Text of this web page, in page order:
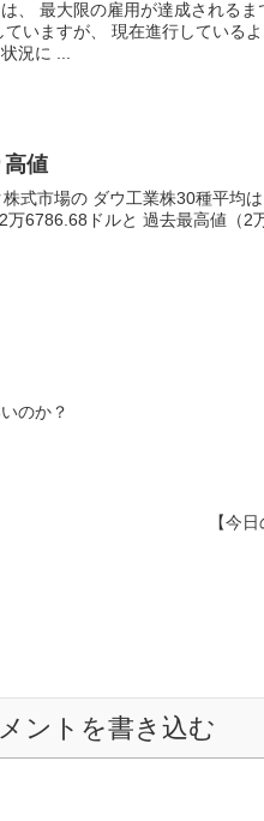
、 最大限の雇用が達成される
いますが、 現在進行している
況に ...
高値
式市場の ダウ工業株30種平均
万6786.68ドルと 過去最高値（2
のか？
【今
ントを書き込む